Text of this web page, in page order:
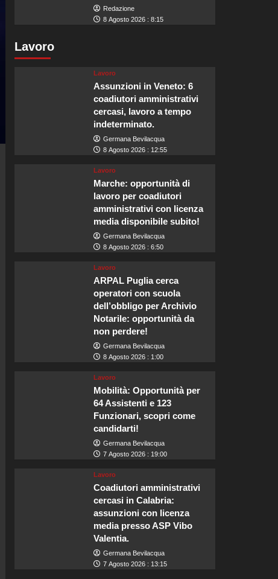
Redazione
8 Agosto 2026 : 8:15
Lavoro
Lavoro
Assunzioni in Veneto: 6
coadiutori amministrativi
cercasi, lavoro a tempo
indeterminato.
Germana Bevilacqua
8 Agosto 2026 : 12:55
Lavoro
Marche: opportunità di
lavoro per coadiutori
amministrativi con licenza
media disponibile subito!
Germana Bevilacqua
8 Agosto 2026 : 6:50
Lavoro
ARPAL Puglia cerca
operatori con scuola
dell’obbligo per Archivio
Notarile: opportunità da
non perdere!
Germana Bevilacqua
8 Agosto 2026 : 1:00
Lavoro
Mobilità: Opportunità per
64 Assistenti e 123
Funzionari, scopri come
candidarti!
Germana Bevilacqua
7 Agosto 2026 : 19:00
Lavoro
Coadiutori amministrativi
cercasi in Calabria:
assunzioni con licenza
media presso ASP Vibo
Valentia.
Germana Bevilacqua
7 Agosto 2026 : 13:15